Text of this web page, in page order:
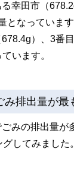
幸田市（
となっていま
）、3番
います。
み排出量が最
みの排出量が
してみました。